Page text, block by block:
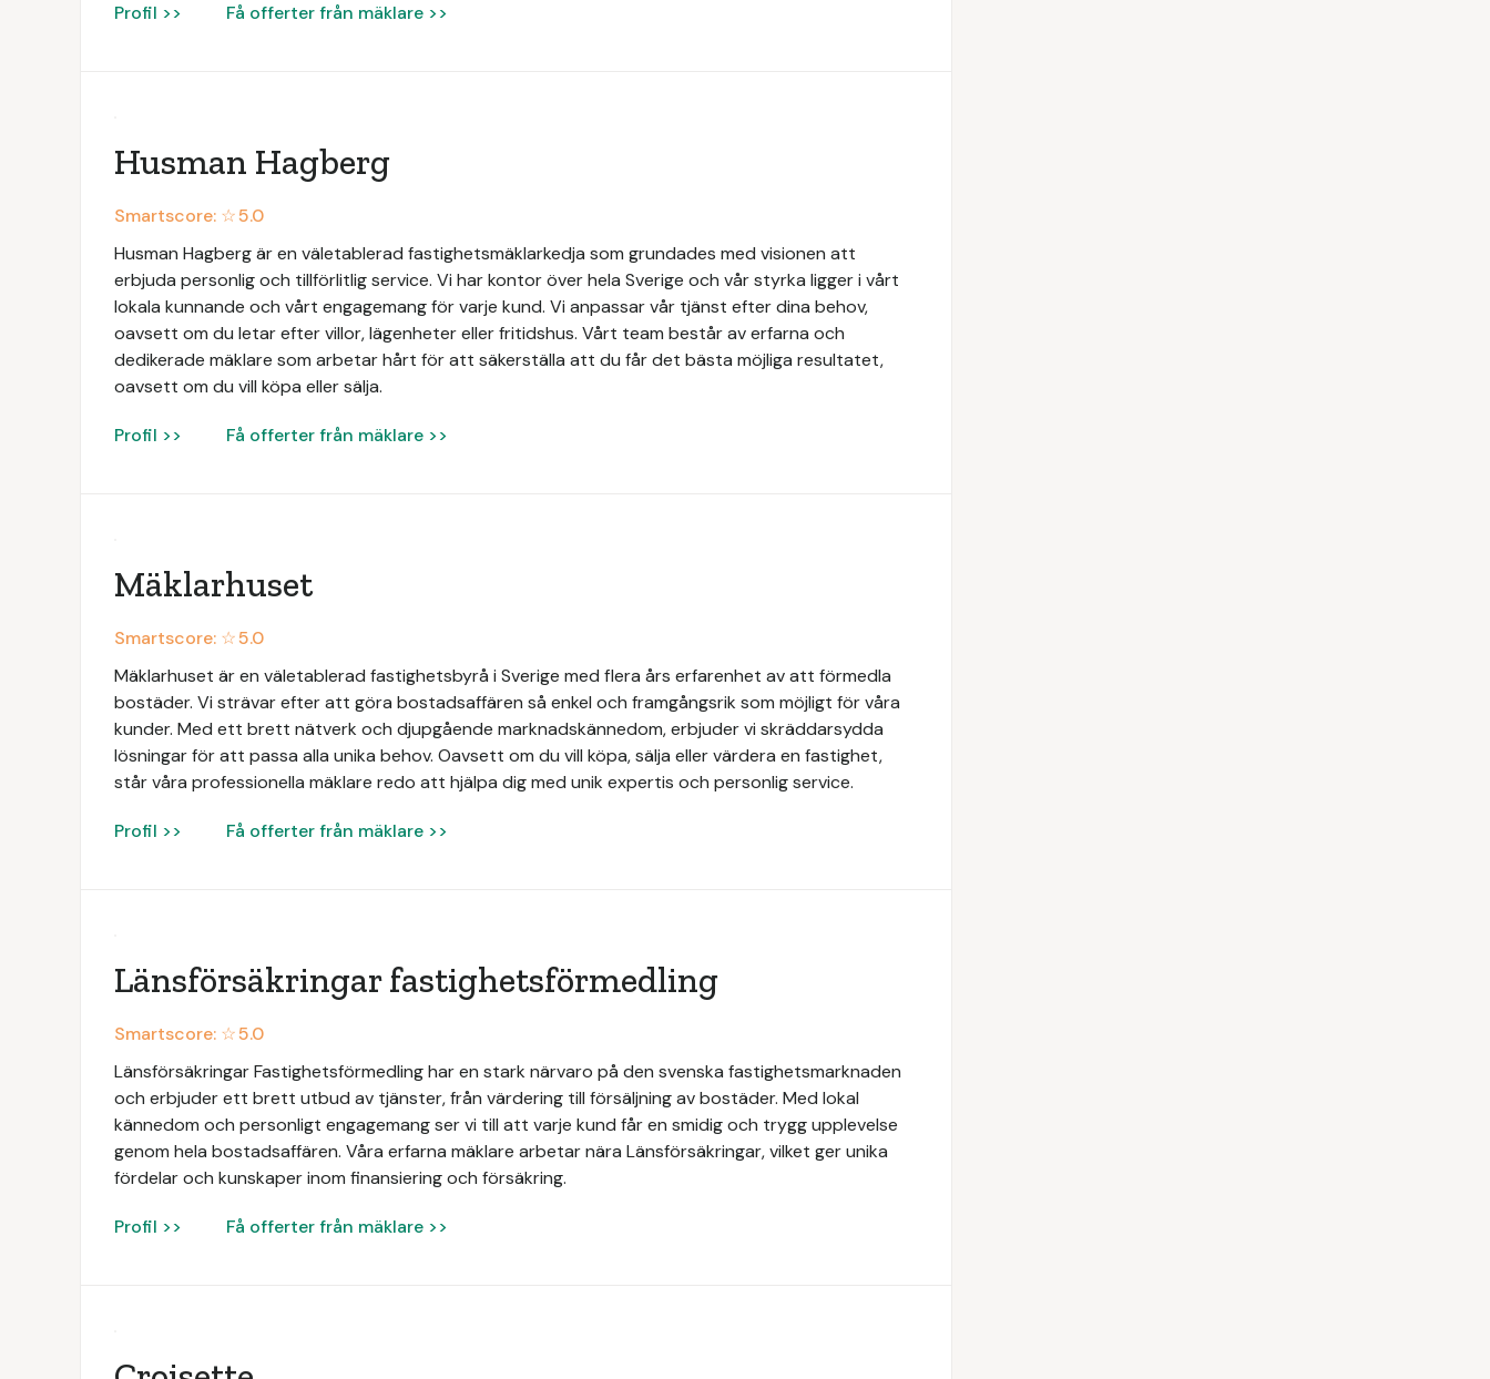
Profil >> Få offerter från mäklare >>
Husman Hagberg
Smartscore: ☆5.0
Husman Hagberg är en väletablerad fastighetsmäklarkedja som grundades med visionen att
erbjuda personlig och tillförlitlig service. Vi har kontor över hela Sverige och vår styrka ligger i vårt
lokala kunnande och vårt engagemang för varje kund. Vi anpassar vår tjänst efter dina behov,
oavsett om du letar efter villor, lägenheter eller fritidshus. Vårt team består av erfarna och
dedikerade mäklare som arbetar hårt för att säkerställa att du får det bästa möjliga resultatet,
oavsett om du vill köpa eller sälja.
Profil >> Få offerter från mäklare >>
Mäklarhuset
Smartscore: ☆5.0
Mäklarhuset är en väletablerad fastighetsbyrå i Sverige med flera års erfarenhet av att förmedla
bostäder. Vi strävar efter att göra bostadsaffären så enkel och framgångsrik som möjligt för våra
kunder. Med ett brett nätverk och djupgående marknadskännedom, erbjuder vi skräddarsydda
lösningar för att passa alla unika behov. Oavsett om du vill köpa, sälja eller värdera en fastighet,
står våra professionella mäklare redo att hjälpa dig med unik expertis och personlig service.
Profil >> Få offerter från mäklare >>
Länsförsäkringar fastighetsförmedling
Smartscore: ☆5.0
Länsförsäkringar Fastighetsförmedling har en stark närvaro på den svenska fastighetsmarknaden
och erbjuder ett brett utbud av tjänster, från värdering till försäljning av bostäder. Med lokal
kännedom och personligt engagemang ser vi till att varje kund får en smidig och trygg upplevelse
genom hela bostadsaffären. Våra erfarna mäklare arbetar nära Länsförsäkringar, vilket ger unika
fördelar och kunskaper inom finansiering och försäkring.
Profil >> Få offerter från mäklare >>